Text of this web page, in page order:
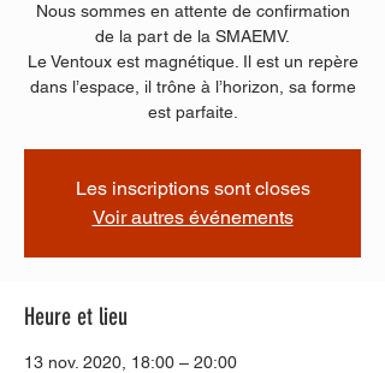
Nous sommes en attente de confirmation
de la part de la SMAEMV.
Le Ventoux est magnétique. Il est un repère
dans l’espace, il trône à l’horizon, sa forme
est parfaite.
Les inscriptions sont closes
Voir autres événements
Heure et lieu
13 nov. 2020, 18:00 – 20:00